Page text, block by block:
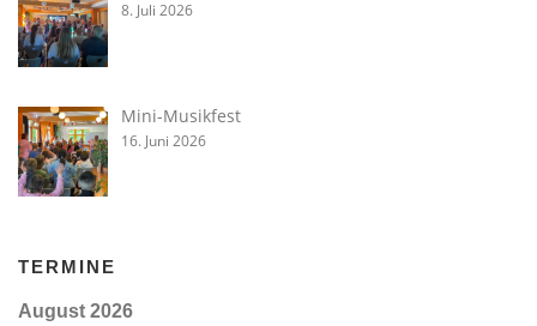
8. Juli 2026
Mini-Musikfest
16. Juni 2026
TERMINE
August 2026